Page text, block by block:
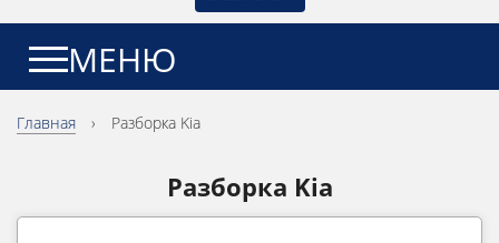
МЕНЮ
Главная › Разборка Kia
Разборка Kia